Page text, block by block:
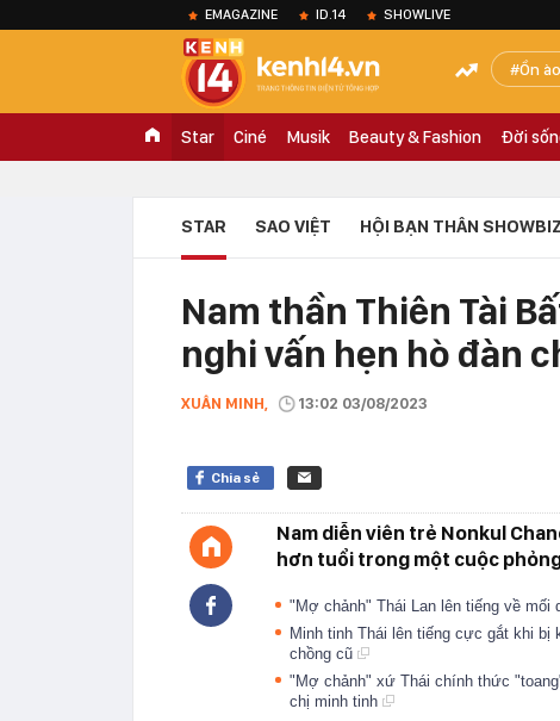
EMAGAZINE ID.14 SHOWLIVE
Ồn
Star Ciné Musik Beauty & Fashion Đời
STAR SAO VIỆT HỘI BẠN THÂN SHOWBIZ
Nam thần Thiên Tài
nghi vấn hẹn hò đàn
XUÂN MINH, 13:02 03/08/2023
Chia sẻ
Nam diễn viên trẻ Nonkul
hơn tuổi trong một cuộc
"Mợ chảnh" Thái Lan lên tiếng về mối
Minh tinh Thái lên tiếng cực gắt khi
chồng cũ
"Mợ chảnh" xứ Thái chính thức
chị minh tinh